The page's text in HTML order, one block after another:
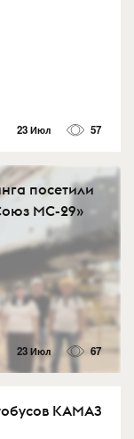
23 Июл 57
посетили
МС-29»
23 Июл 67
КАМАЗ